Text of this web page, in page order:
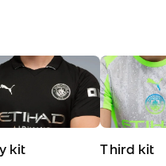
kit Third kit